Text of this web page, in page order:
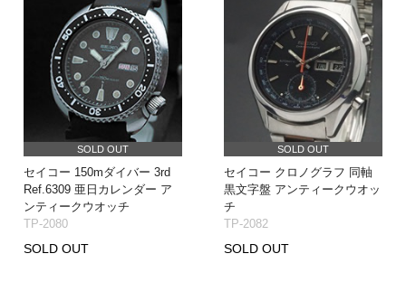
SOLD OUT
セイコー 150mダイバー 3rd
Ref.6309 亜日カレンダー ア
ンティークウオッチ
TP-2080
SOLD OUT
SOLD OUT
セイコー クロノグラフ 同軸
黒文字盤 アンティークウオッ
チ
TP-2082
SOLD OUT